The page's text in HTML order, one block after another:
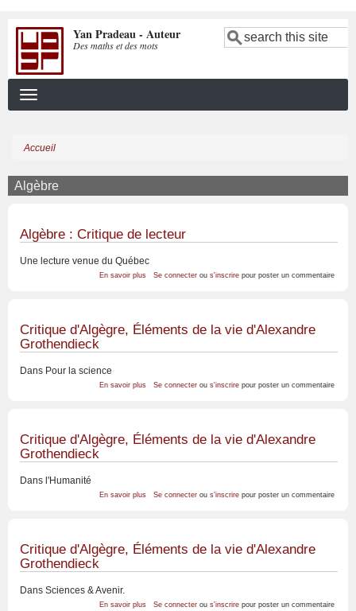
contenu
principal
Search
Yan Pradeau - Auteur
Des maths et des mots
d'Ariane
Accueil
Algèbre
Algèbre : Critique de lecteur
Une lecture venue du Québec
En savoir plus sur
lecteur
Se connecterou s'inscrirepour poster un commentaire
Critique d'Algègre, Éléments de la vie d'Alexandre
Grothendieck
Dans Pour la science
En savoir plus sur
la
vie
Se connecterou s'inscrirepour poster un commentaire
Critique d'Algègre, Éléments de la vie d'Alexandre
Grothendieck
Dans l'Humanité
En savoir plus sur
la
vie
Se connecterou s'inscrirepour poster un commentaire
Critique d'Algègre, Éléments de la vie d'Alexandre
Grothendieck
Dans Sciences & Avenir.
En savoir plus surSe connecterou s'inscrirepour poster un commentaire